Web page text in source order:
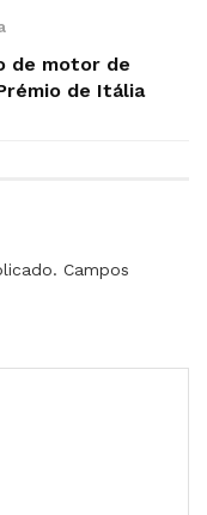
de motor de
de Itália
Campos